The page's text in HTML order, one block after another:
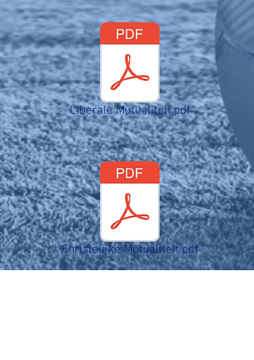
Liberale Mutualiteit.pdf
Christelijke Mutualiteit.pdf